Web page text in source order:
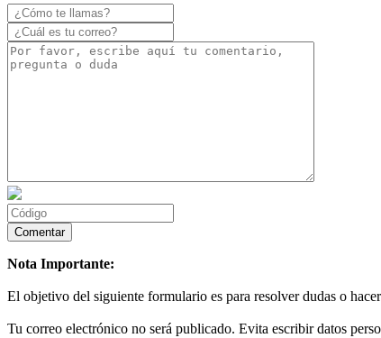
Nota Importante:
El objetivo del siguiente formulario es para resolver dudas o
Tu correo electrónico no será publicado. Evita escribir datos